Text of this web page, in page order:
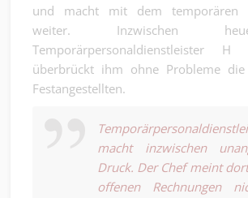
und macht mit dem temporären
weiter. Inzwischen
Temporärpersonaldienstleister
überbrückt ihm ohne Probleme die
Festangestellten.
macht inzwischen
Druck. Der Chef meint
offenen Rechnungen